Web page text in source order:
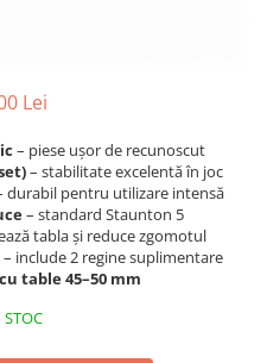
Lei
– piese ușor de recunoscut
– stabilitate excelentă în joc
durabil pentru utilizare intensă
– standard Staunton 5
tabla și reduce zgomotul
– include 2 regine suplimentare
table 45–50 mm
STOC